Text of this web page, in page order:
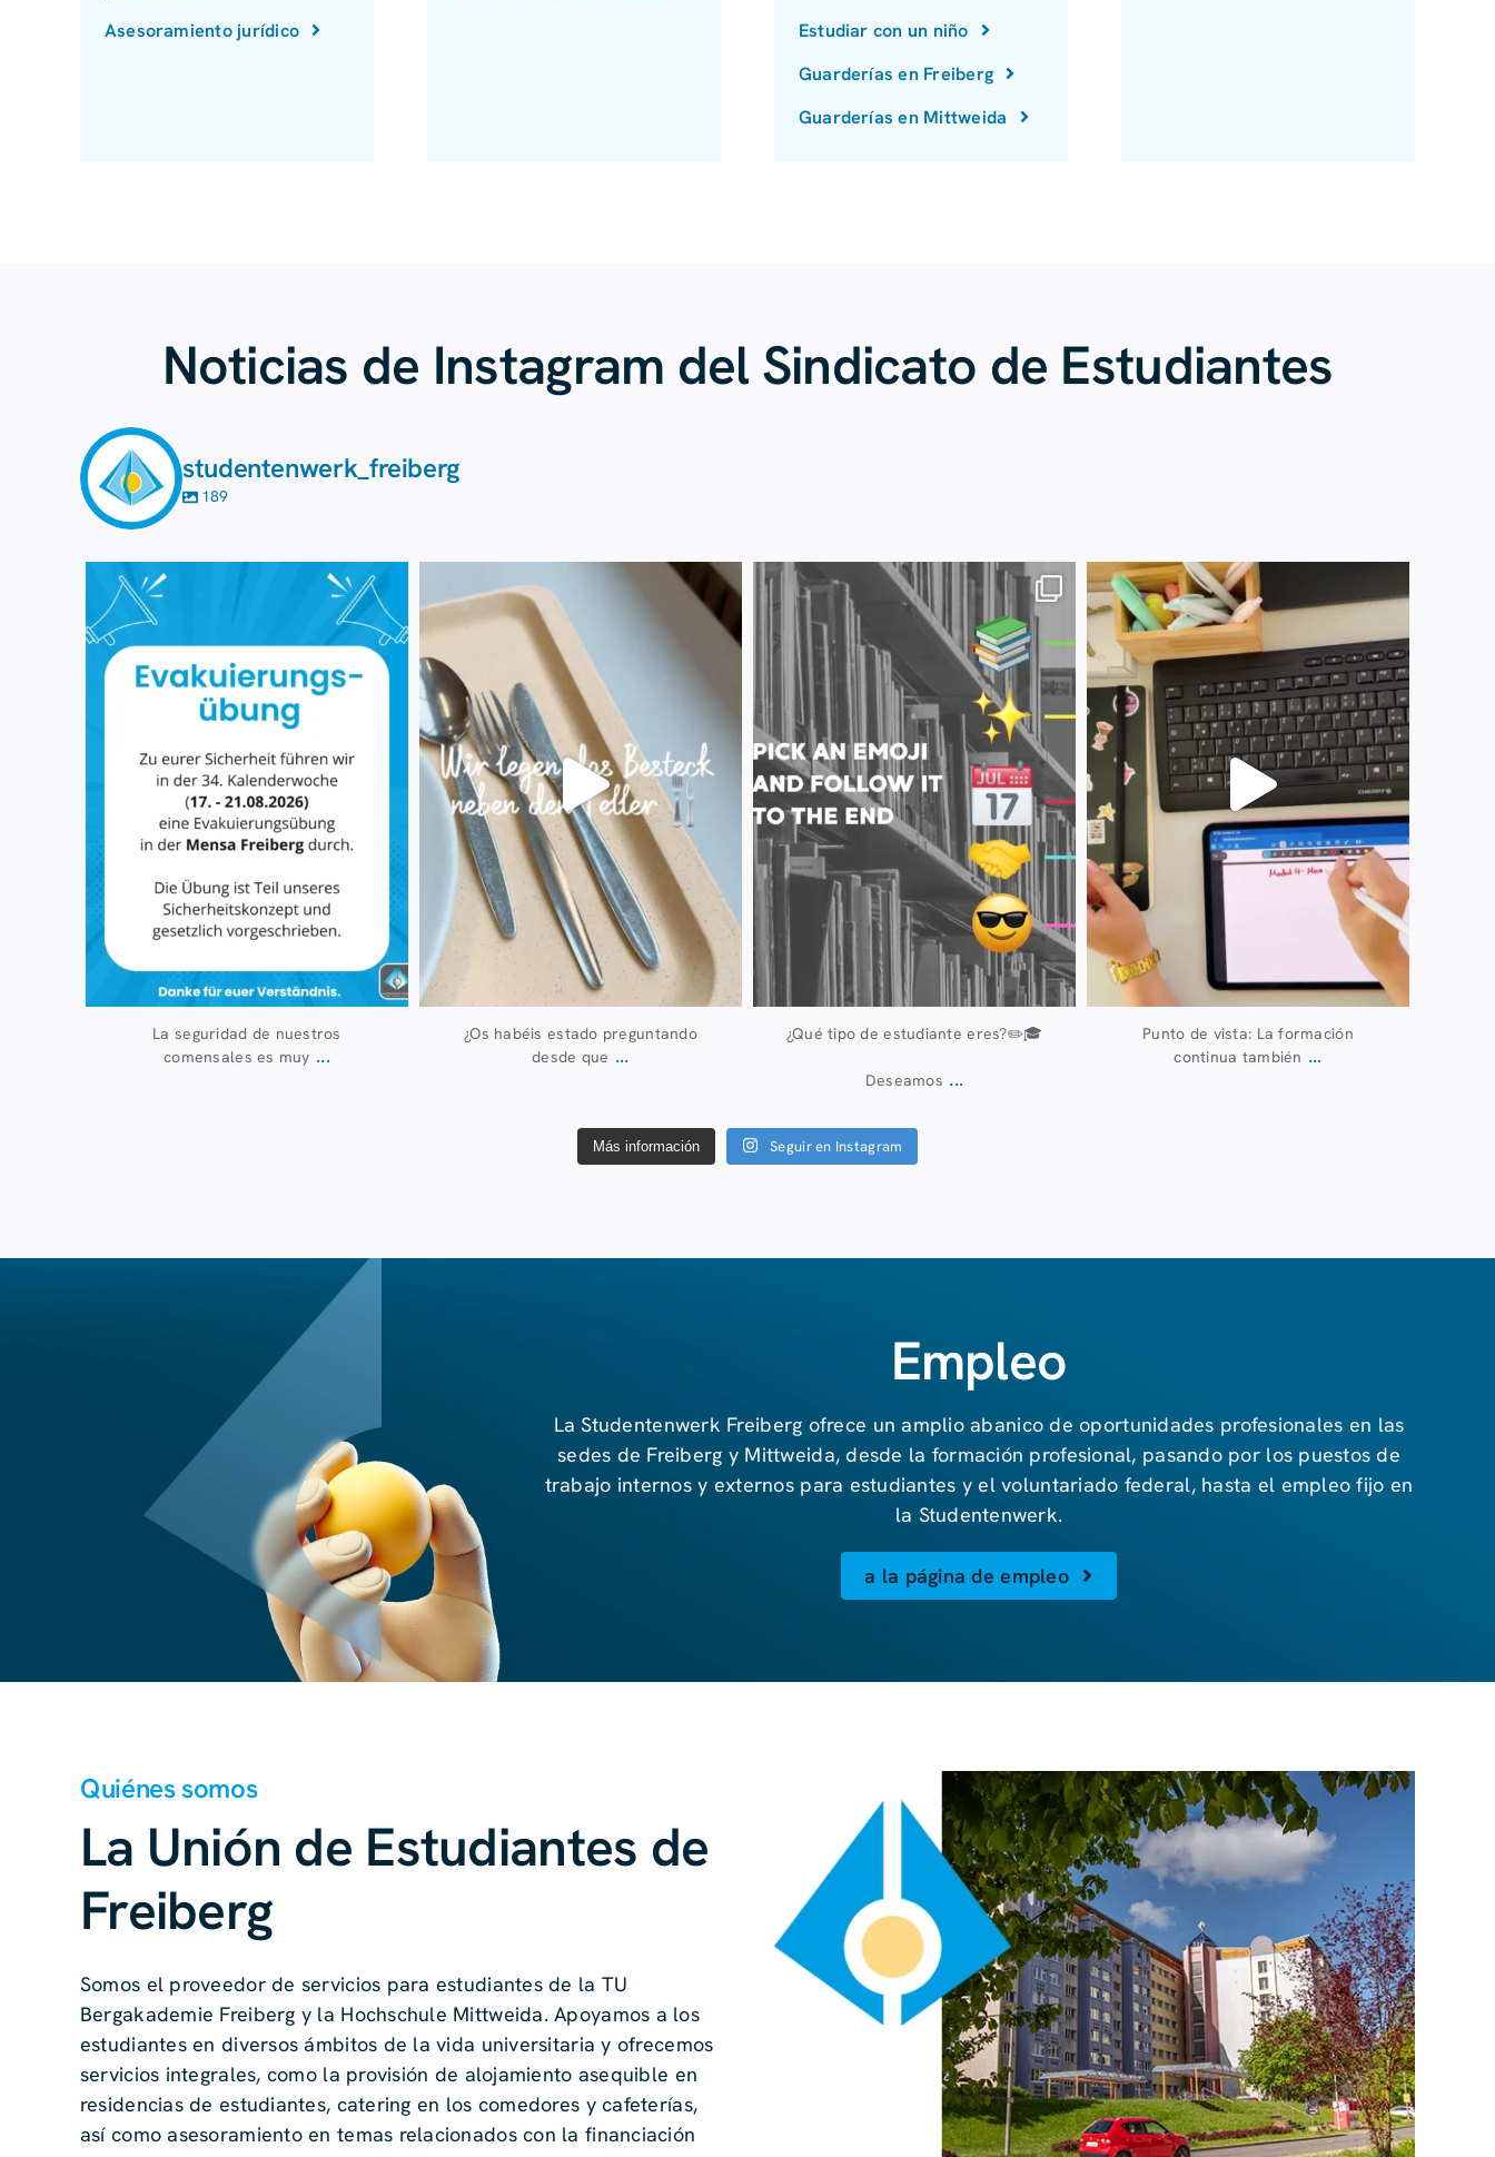
Asesoramiento jurídico
Estudiar con un niño
Guarderías en Freiberg
Guarderías en Mittweida
Noticias de Instagram del Sindicato de Estudiantes
studentenwerk_freiberg
189
La seguridad de nuestros
comensales es muy ...
224
¿Os habéis estado preguntando
desde que ...
20 de julio
28
¿Qué tipo de estudiante eres?✏️🎓
Deseamos ...
13 de julio
61
Punto de vista: La formación
continua también ...
Más información Seguir en Instagram
Empleo
La Studentenwerk Freiberg ofrece un amplio abanico de oportunidades profesionales en las
sedes de Freiberg y Mittweida, desde la formación profesional, pasando por los puestos de
trabajo internos y externos para estudiantes y el voluntariado federal, hasta el empleo fijo en
la Studentenwerk.
a la página de empleo
Quiénes somos
La Unión de Estudiantes de
Freiberg
Somos el proveedor de servicios para estudiantes de la TU
Bergakademie Freiberg y la Hochschule Mittweida. Apoyamos a los
estudiantes en diversos ámbitos de la vida universitaria y ofrecemos
servicios integrales, como la provisión de alojamiento asequible en
residencias de estudiantes, catering en los comedores y cafeterías,
así como asesoramiento en temas relacionados con la financiación